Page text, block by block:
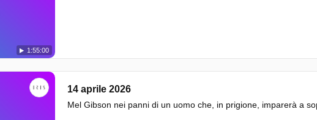
1:55:00
14 aprile 2026
Mel Gibson nei panni di un uomo che, in prigione, imparerà a